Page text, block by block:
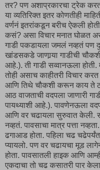
तर? पण अशाप्रकारचा ट्रेक
या व्यतिरिक्त इतर कोणतीही
वर्णनं इतरांकडून बरीच ऐकली
कसं? असा विचार मनात घोळत
गाडी पकडायला जमलं नव्हतं पण
खांडसकडे जाणार्‍या गाडीची
आहे.). ती गाडी सव्वानऊला होती.
तोही असाच काहीतरी विचार
आणि तिथे चौकशी करून काय ते
आठ वाजताची वदपला जाणारी
पायथ्याशी आहे.). पावणेनऊला
आणि वर चढायला सुरुवात केली.
नव्हतं. पावसाचा मात्र पत्ता
ढगाआड होता. पहिला चढ
प्यायलो. पण वर चढायचा मूड
होता. पावसातली हाइक आणि
एकदाचा तो चढ कसातरी पार